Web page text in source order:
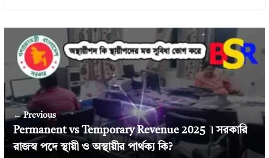
← Previous
Permanent vs Temporary Revenue 2025 । সরকারি
রাজস্ব পদে স্থায়ী ও অস্থায়ীর পার্থক্য কি?